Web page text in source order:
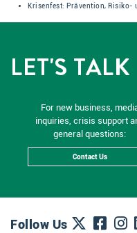
Krisenfest: Prävention, Risiko-
LET'S TALK
For new business,
inquiries, crisis support
general questions:
Contact Us
Follow Us